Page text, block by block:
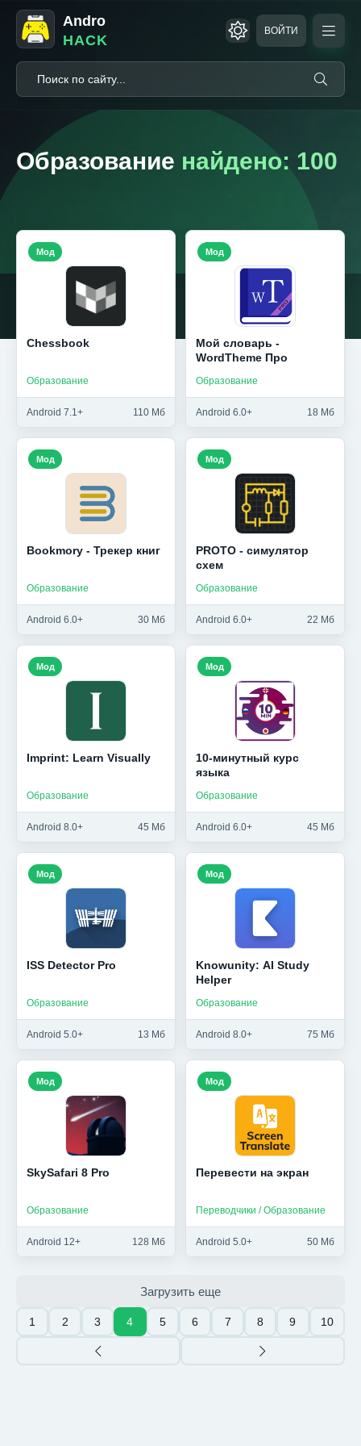
Andro
HACK
ВОЙТИ
Образование найдено: 100
Chessbook
Образование
Android 7.1+ 110 Мб
Мод
Мой словарь -
WordTheme Про
Образование
Android 6.0+ 18 Мб
Мод
Bookmory - Трекер книг
Образование
Android 6.0+ 30 Мб
Мод
PROTO - симулятор
схем
Образование
Android 6.0+ 22 Мб
Мод
Imprint: Learn Visually
Образование
Android 8.0+ 45 Мб
Мод
10-минутный курс
языка
Образование
Android 6.0+ 45 Мб
Мод
ISS Detector Pro
Образование
Android 5.0+ 13 Мб
Мод
Knowunity: AI Study
Helper
Образование
Android 8.0+ 75 Мб
Мод
SkySafari 8 Pro
Образование
Android 12+ 128 Мб
Мод
Перевести на экран
Переводчики / Образование
Android 5.0+ 50 Мб
Мод
Загрузить еще
1 2 3 4 5 6 7 8 9 10